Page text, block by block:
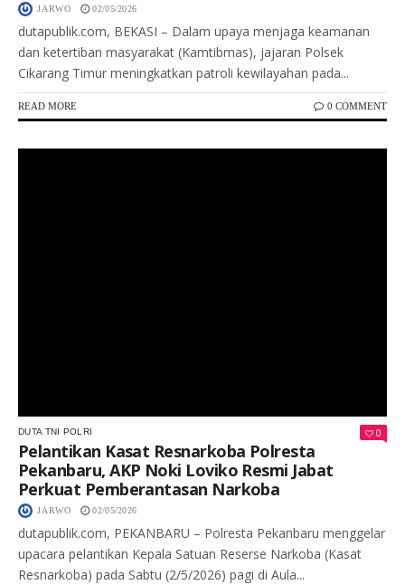
JARWO 02/05/2026
dutapublik.com, BEKASI – Dalam upaya menjaga keamanan
dan ketertiban masyarakat (Kamtibmas), jajaran Polsek
Cikarang Timur meningkatkan patroli kewilayahan pada...
READ MORE 0 COMMENT
Keterangan Gambar: Kapolresta Pekanbaru Kombes Pol Muharman Arta memimpin upacara pelantikan AKP Noki Loviko sebagai Kasat Resnarkoba Polresta Pekanbaru di Aula Zapin, Sabtu (2/5/2026).
DUTA TNI POLRI 0
Pelantikan Kasat Resnarkoba Polresta
Pekanbaru, AKP Noki Loviko Resmi Jabat
Perkuat Pemberantasan Narkoba
JARWO 02/05/2026
dutapublik.com, PEKANBARU – Polresta Pekanbaru menggelar
upacara pelantikan Kepala Satuan Reserse Narkoba (Kasat
Resnarkoba) pada Sabtu (2/5/2026) pagi di Aula...